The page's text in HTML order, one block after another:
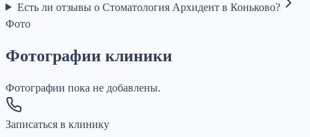
Есть ли отзывы о Стоматология Архидент в Коньково?
Фото
Фотографии клиники
Фотографии пока не добавлены.
Записаться в клинику